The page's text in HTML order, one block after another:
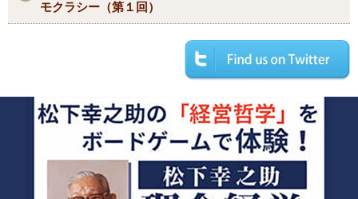
モクラシー（第１回）